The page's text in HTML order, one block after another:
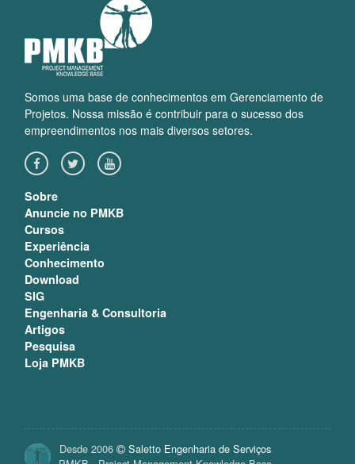
Somos uma base de conhecimentos em Gerenciamento de
Projetos. Nossa missão é contribuir para o sucesso dos
empreendimentos nos mais diversos setores.
Sobre
Anuncie no PMKB
Cursos
Experiência
Conhecimento
Download
SIG
Engenharia & Consultoria
Artigos
Pesquisa
Loja PMKB
Desde 2006
Saletto Engenharia de Serviços